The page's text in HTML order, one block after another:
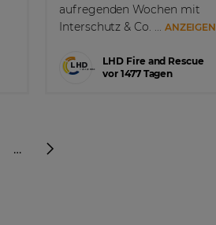
aufregenden Wochen mit
Interschutz & Co. ... ANZEIGEN
LHD Fire and Rescue
vor 1477 Tagen
…